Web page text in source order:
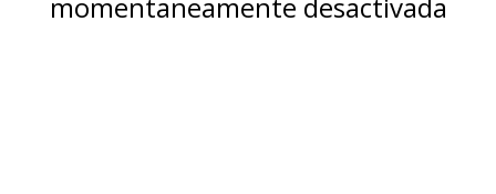
momentaneamente desactivada